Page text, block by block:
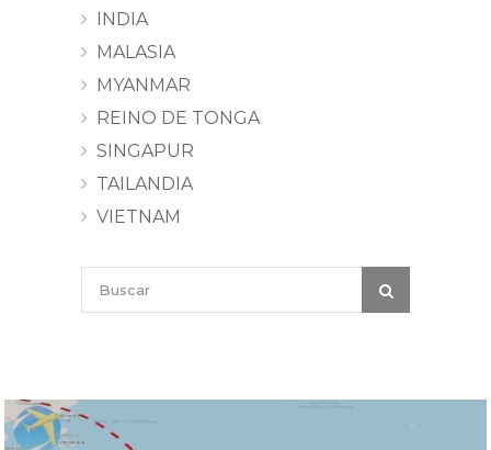
INDIA
MALASIA
MYANMAR
REINO DE TONGA
SINGAPUR
TAILANDIA
VIETNAM